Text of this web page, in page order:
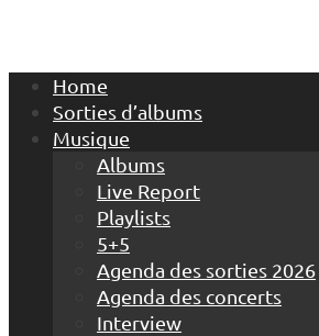
Home
Sorties d’albums
Musique
Albums
Live Report
Playlists
5+5
Agenda des sorties 2026
Agenda des concerts
Interview